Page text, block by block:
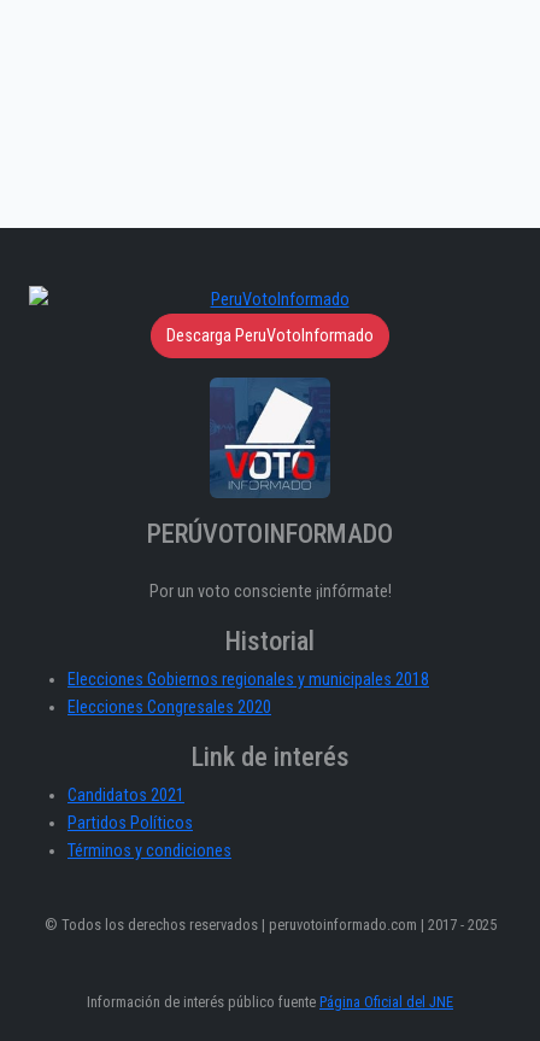
Descarga PeruVotoInformado
PERÚVOTOINFORMADO
Por un voto consciente ¡infórmate!
Historial
Elecciones Gobiernos regionales y municipales 2018
Elecciones Congresales 2020
Link de interés
Candidatos 2021
Partidos Políticos
Términos y condiciones
© Todos los derechos reservados | peruvotoinformado.com | 2017 - 2025
Información de interés público fuente Página Oficial del JNE